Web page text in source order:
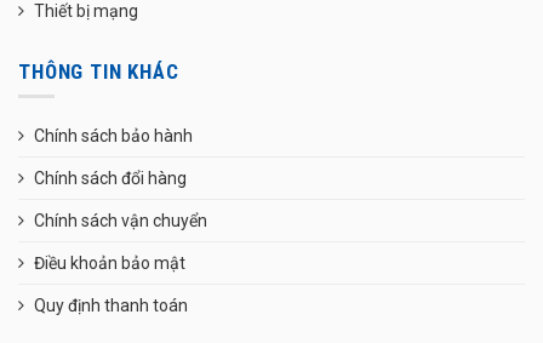
Thiết bị mạng
THÔNG TIN KHÁC
Chính sách bảo hành
Chính sách đổi hàng
Chính sách vận chuyển
Điều khoản bảo mật
Quy định thanh toán